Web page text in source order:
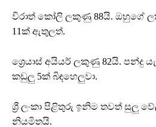
විරාත් කෝලි ලකුණු 88යි. ඔහුගේ
11ක් ඇතුලත්.
ශ්‍රෙයාස් අයියර් ලකුණු 82යි. පන්දු
කඩුලු 5ක් බිඳහෙලුවා.
ශ්‍රී ලංකා පිළිතුරු ඉනිම තවත් සුලු
නියමිතයි.